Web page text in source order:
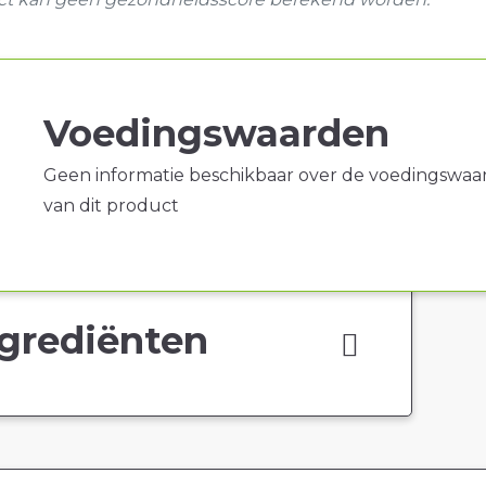
Voedingswaarden
Geen informatie beschikbaar over de
van dit product